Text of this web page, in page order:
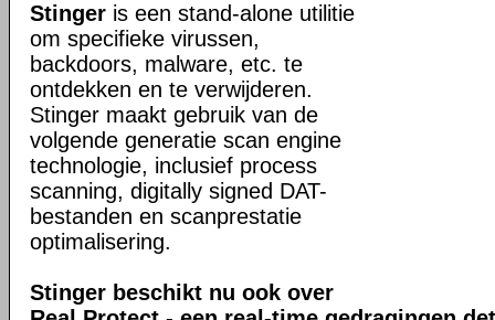
Stinger is een stand-alone utilitie
om specifieke virussen,
backdoors, malware, etc. te
ontdekken en te verwijderen.
Stinger maakt gebruik van de
volgende generatie scan engine
technologie, inclusief process
scanning, digitally signed DAT-
bestanden en scanprestatie
optimalisering.
Stinger beschikt nu ook over